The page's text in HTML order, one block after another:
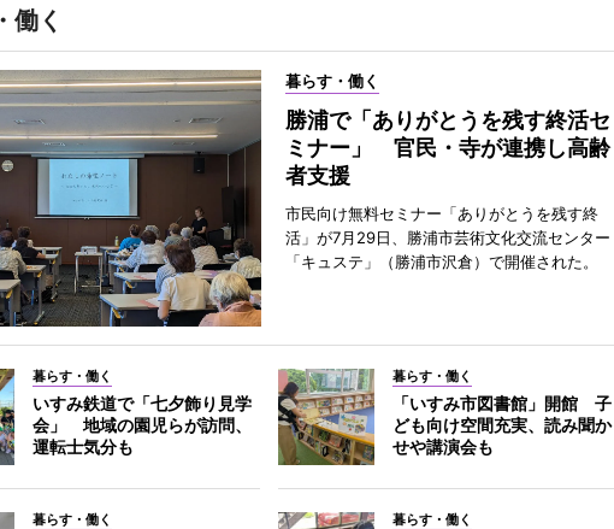
働く
暮らす・働く
勝浦で「ありがとうを残す終活セ
ミナー」 官民・寺が連携し高齢
者支援
市民向け無料セミナー「ありがとうを残す終
活」が7月29日、勝浦市芸術文化交流センター
「キュステ」（勝浦市沢倉）で開催された。
暮らす・働く
いすみ鉄道で「七夕飾り見学
会」 地域の園児らが訪問、
運転士気分も
暮らす・働く
「いすみ市図書館」開館 子
ども向け空間充実、読み聞か
せや講演会も
暮らす・働く 暮らす・働く